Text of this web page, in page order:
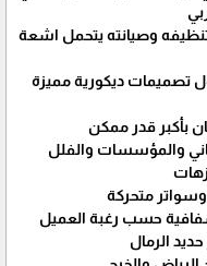
وصيانته يتحمل اشعة
تصميمات ديكورية مميزة
بأكبر قدر ممكن
والمؤسسات والفلل
متحركة
حسب رغبة العميل
الرمال